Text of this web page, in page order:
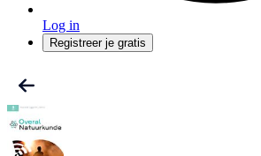
Log in
Registreer je gratis